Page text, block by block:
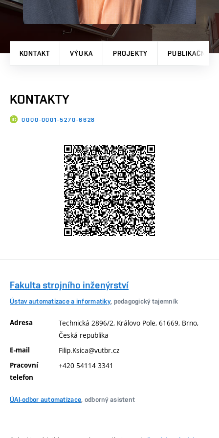
KONTAKT VÝUKA PROJEKTY PUBLIKAČNÍ
KONTAKTY
0000-0001-5270-6628
Fakulta strojního inženýrství
Ústav automatizace a informatiky, pedagogický tajemník
Adresa
Technická 2896/2, Královo Pole, 61669, Brno,
Česká republika
E-mail Filip.Ksica@vutbr.cz
Pracovní
telefon
+420 54114 3341
ÚAI-odbor automatizace , odborný asistent